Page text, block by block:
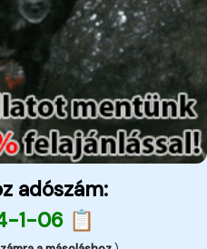
adószám:
1-06 📋